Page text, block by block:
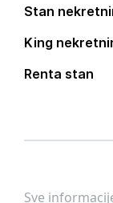
Sve
Stan
King
Renta stan